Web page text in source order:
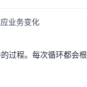
业务变化
程。每次循环都会